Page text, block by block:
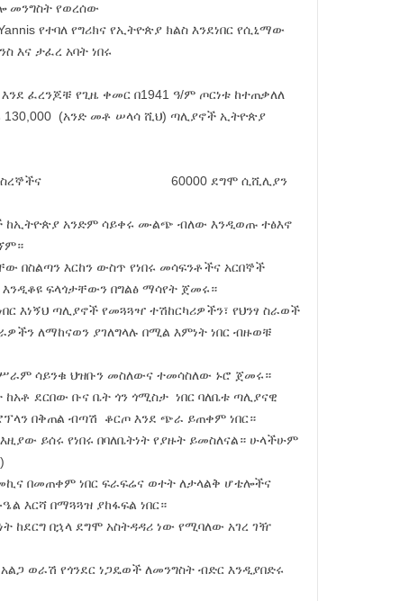
መንግስት የወረሰው
የተባለ የግሪክና የኢትዮጵያ ክልስ እንደነበር የሲኒማው
እና ታፈረ አባት ነበሩ
ፈረንጆቹ የጊዜ ቀመር በ1941 ዓ/ም ጦርነቱ ከተጠቃለለ
(አንድ መቶ ሠላሳ ሺህ) ጣሊያኖች ኢትዮጵያ
የጦር እስረኞችና 60000 ደግሞ ሲሺሊያን
ከኢትዮጵያ አንድም ሳይቀሩ ሙልጭ ብለው እንዲወጡ ተፅእኖ
በስልጣን እርከን ውስጥ የነበሩ መሳፍንቶችና አርበኞች
ፍላጎታቸውን በግልፅ ማሳየት ጀመሩ።
እነኝህ ጣሊያኖች የመጓጓዣ ተሽከርካሪዎችን፣ የህንፃ ስራወች
ለማከናወን ያገለግላሉ በሚል እምነት ነበር ብዙወቹ
ሳይንቁ ህዝቡን መስለውና ተመሳስለው ኑሮ ጀመሩ።
ደርበው ቡና ቤት ጎን ጎሚስታ ነበር ባለቤቱ ጣሊያናዊ
በቅጠል ብጣሽ ቆርጦ እንደ ጭራ ይጠቀም ነበር።
ይሰሩ የነበሩ በባለቤትነት የያዙት ይመስለናል። ሁላችሁም
በመጠቀም ነበር ፍራፍሬና ወተት ለታላልቅ ሆቴሎችና
እርሻ በማጓጓዝ ያከፋፍል ነበር።
ከደርግ በኋላ ደግሞ አስትዳዳሪ ነው የሚባለው አገረ ገዥ
ወራሽ የጎንደር ነጋዴወች ለመንግስት ብድር እንዲያበድሩ